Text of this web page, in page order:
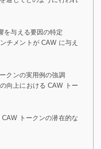
を与える要因の特定
チメントが CAW に与え
クンの実用例の強調
向上における CAW トー
トークンの潜在的な